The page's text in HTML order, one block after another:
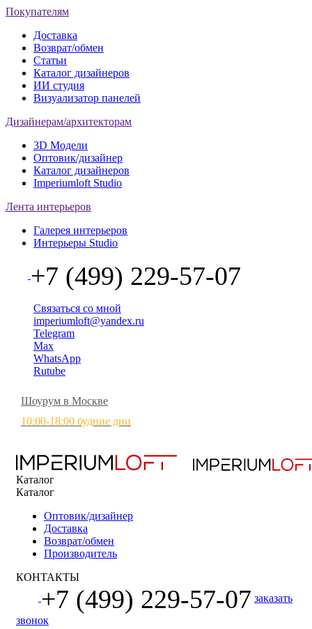
Покупателям
Доставка
Возврат/обмен
Статьи
Каталог дизайнеров
ИИ студия
Визуализатор панелей
Дизайнерам/архитекторам
3D Модели
Оптовик/дизайнер
Каталог дизайнеров
Imperiumloft Studio
Лента интерьеров
Галерея интерьеров
Интерьеры Studio
+7 (499) 229-57-07
Связаться со мной
imperiumloft@yandex.ru
Telegram
Max
WhatsApp
Rutube
Шоурум в Москве
10:00-18:00 будние дни
Каталог
Каталог
Оптовик/дизайнер
Доставка
Возврат/обмен
Производитель
КОНТАКТЫ
+7 (499) 229-57-07 заказать
звонок